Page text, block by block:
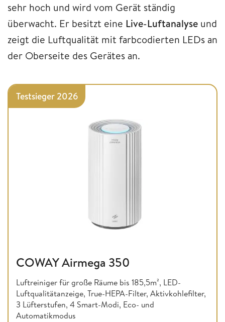
sehr hoch und wird vom Gerät ständig
überwacht. Er besitzt eine Live-Luftanalyse und
zeigt die Luftqualität mit farbcodierten LEDs an
der Oberseite des Gerätes an.
Testsieger 2026
COWAY Airmega 350
Luftreiniger für große Räume bis 185,5m², LED-
Luftqualitätanzeige, True-HEPA-Filter, Aktivkohlefilter,
3 Lüfterstufen, 4 Smart-Modi, Eco- und
Automatikmodus